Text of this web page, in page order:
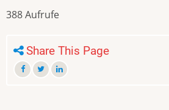
388 Aufrufe
Share This Page